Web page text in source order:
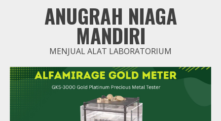
ANUGRAH NIAGA
MANDIRI
MENJUAL ALAT LABORATORIUM